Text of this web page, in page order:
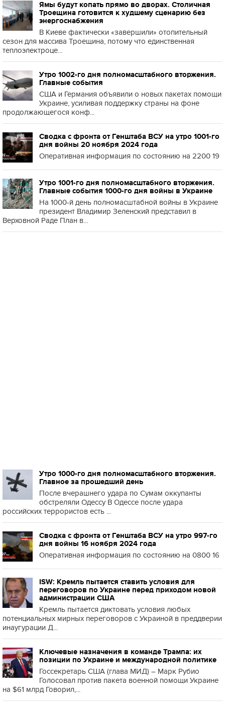
Ямы будут копать прямо во дворах. Столичная
Троещина готовится к худшему сценарию без
энергоснабжения
В Киеве фактически «завершили» отопительный
сезон для массива Троещина, потому что единственная
теплоэлектроце...
Утро 1002-го дня полномасштабного вторжения.
Главные события
США и Германия объявили о новых пакетах помощи
Украине, усиливая поддержку страны на фоне
продолжающегося конф...
Сводка с фронта от Генштаба ВСУ на утро 1001-го
дня войны 20 ноября 2024 года
Оперативная информация по состоянию на 2200 19
Утро 1001-го дня полномасштабного вторжения.
Главные события 1000-го дня войны в Украине
На 1000-й день полномасштабной войны в Украине
президент Владимир Зеленский представил в
Верховной Раде План в...
Утро 1000-го дня полномасштабного вторжения.
Главное за прошедший день
После вчерашнего удара по Сумам оккупанты
обстреляли Одессу В Одессе после удара
российских террористов есть ...
Сводка с фронта от Генштаба ВСУ на утро 997-го
дня войны 16 ноября 2024 года
Оперативная информация по состоянию на 0800 16
ISW: Кремль пытается ставить условия для
переговоров по Украине перед приходом новой
администрации США
Кремль пытается диктовать условия любых
потенциальных мирных переговоров с Украиной в преддверии
инаугурации Д...
Ключевые назначения в команде Трампа: их
позиции по Украине и международной политике
Госсекретарь США (глава МИД) – Марк Рубио
Голосовал против пакета военной помощи Украине
на $61 млрд Говорил,...